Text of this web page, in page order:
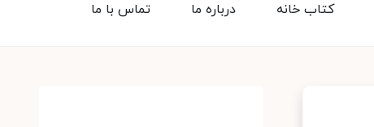
تماس با ما درباره ما کتاب خانه